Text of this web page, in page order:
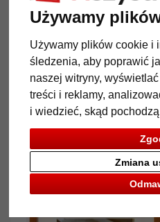
Używamy
Używamy plików cookie i
śledzenia, aby poprawić
naszej witryny,
treści i reklamy,
i wiedzieć, skąd
Zmiana
Multiramka na 3